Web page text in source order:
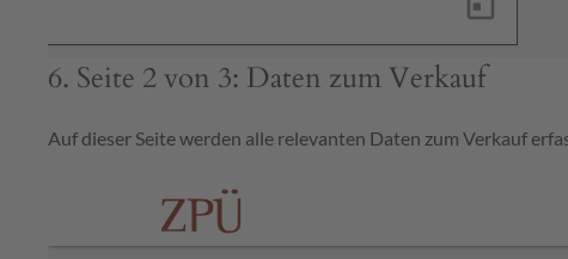
6. Seite 2 von 3: Daten zum Verkauf
Auf dieser Seite werden alle relevanten Daten zum Verkauf